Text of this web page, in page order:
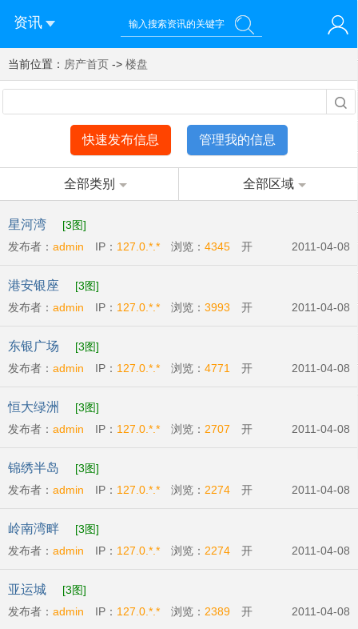
资讯
您好！欢迎来到济南西站棒极网-济南西部新城社区新媒体综
合资讯门户网站
登录 注册 微信快速登录
当前位置： 房产首页 -> 楼盘
快速发布信息 管理我的信息
全部类别 全部区域
星河湾
[3图]
发布者： admin IP： 127.0.*.* 浏览： 4345 开
04-09
2011-04-08
港安银座
[3图]
发布者： admin IP： 127.0.*.* 浏览： 3993 开
04-14
2011-04-08
东银广场
[3图]
发布者： admin IP： 127.0.*.* 浏览： 4771
开
04-23
2011-04-08
恒大绿洲
[3图]
发布者： admin IP： 127.0.*.* 浏览： 2707 开
2011-04-08
锦绣半岛
[3图]
发布者： admin IP： 127.0.*.* 浏览： 2274 开
04-07
2011-04-08
岭南湾畔
[3图]
发布者： admin IP： 127.0.*.* 浏览： 2274 开
2011-04-08
亚运城
[3图]
发布者： admin IP： 127.0.*.* 浏览： 2389 开
2011-04-08